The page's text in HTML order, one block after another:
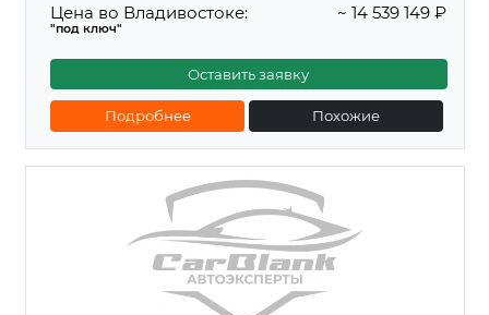
Цена во Владивостоке:
"под ключ"
~ 14 539 149 ₽
Оставить заявку
Подробнее Похожие